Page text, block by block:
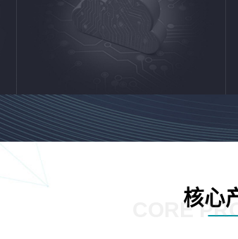
核心
CORE